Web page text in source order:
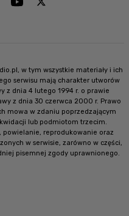
w tym wszystkie materiały i ich
serwisu mają charakter utworów
z dnia 4 lutego 1994 r. o prawie
z dnia 30 czerwca 2000 r. Prawo
mowa w zdaniu poprzedzającym
lub podmiotom trzecim.
reprodukowanie oraz
w serwisie, zarówno w części,
pisemnej zgody uprawnionego.